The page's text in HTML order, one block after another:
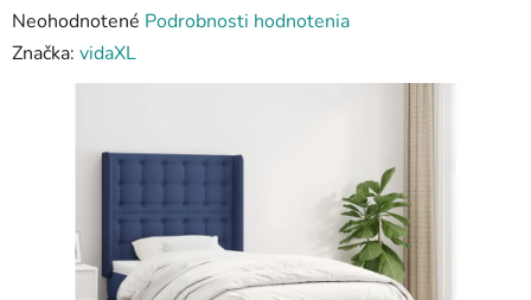
Priemerné
hodnotenie
produktu
hviezdičiek.
Neohodnotené Podrobnosti hodnotenia
Značka: vidaXL